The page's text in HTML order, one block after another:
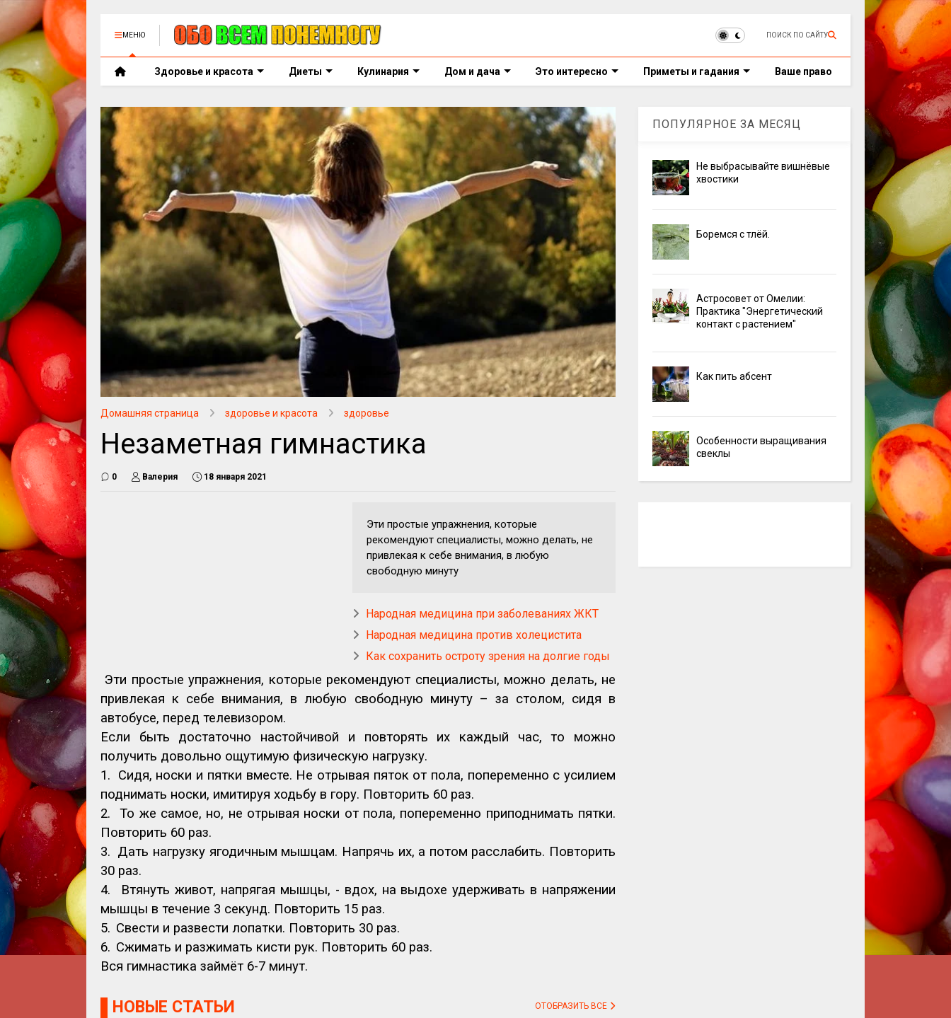
МЕНЮ ПОИСК ПО САЙТУ
Здоровье и красота Диеты Кулинария Дом и дача Это интересно Приметы и гадания Ваше право
Домашняя страница здоровье и красота здоровье
Незаметная гимнастика
0 Валерия 18 января 2021
Эти простые упражнения, которые
рекомендуют специалисты, можно делать, не
привлекая к себе внимания, в любую
свободную минуту
Народная медицина при заболеваниях ЖКТ
Народная медицина против холецистита
Как сохранить остроту зрения на долгие годы
Эти простые упражнения, которые рекомендуют специалисты, можно делать, не
привлекая к себе внимания, в любую свободную минуту – за столом, сидя в
автобусе, перед телевизором.
Если быть достаточно настойчивой и повторять их каждый час, то можно
получить довольно ощутимую физическую нагрузку.
1. Сидя, носки и пятки вместе. Не отрывая пяток от пола, попеременно с усилием
поднимать носки, имитируя ходьбу в гору. Повторить 60 раз.
2.
То же самое, но, не отрывая носки от пола, попеременно приподнимать пятки.
Повторить 60 раз.
3. Дать нагрузку ягодичным мышцам. Напрячь их, а потом расслабить. Повторить
30 раз.
4.
Втянуть живот, напрягая мышцы, - вдох, на выдохе удерживать в напряжении
мышцы в течение 3 секунд. Повторить 15 раз.
5. Свести и развести лопатки. Повторить 30 раз.
6. Сжимать и разжимать кисти рук. Повторить 60 раз.
Вся гимнастика займёт 6-7 минут.
НОВЫЕ СТАТЬИ ОТОБРАЗИТЬ ВСЕ
ПОПУЛЯРНОЕ ЗА МЕСЯЦ
Не выбрасывайте вишнёвые
хвостики
Боремся с тлёй.
Астросовет от Омелии:
Практика "Энергетический
контакт с растением"
Как пить абсент
Особенности выращивания
свеклы